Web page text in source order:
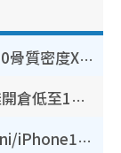
港大推賽馬會強化骨骼計劃！$100骨質密度X光檢查 完成免費運動訓練送超市禮券！附參加資格
開倉優惠 | 尖沙咀海港城名牌波鞋開倉低至1折！On鞋$899起／Joy&Peace鞋履$98起
豐澤優惠勁減低至44折！Mac mini/iPhone17Pro大減價！廚房家電$220起